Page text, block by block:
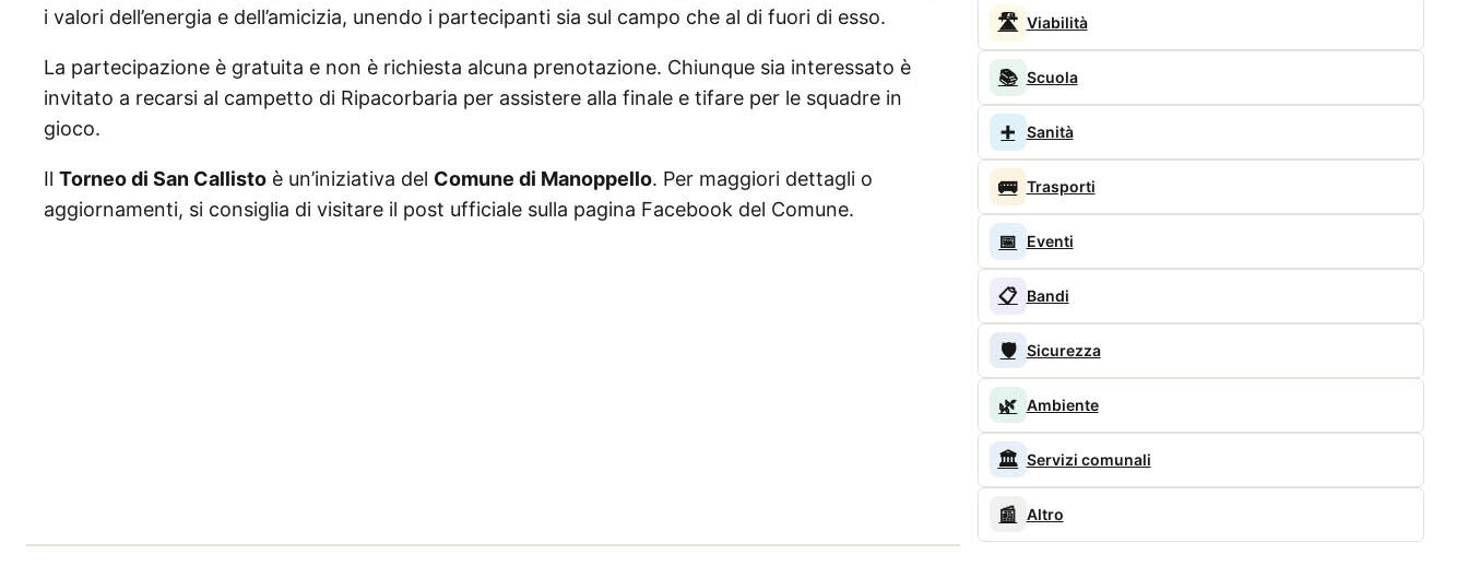
i valori dell’energia e dell’amicizia, unendo i partecipanti sia sul campo che al di fuori di esso.
La partecipazione è gratuita e non è richiesta alcuna prenotazione. Chiunque sia interessato è
invitato a recarsi al campetto di Ripacorbaria per assistere alla finale e tifare per le squadre in
gioco.
Il Torneo di San Callisto è un’iniziativa del Comune di Manoppello. Per maggiori dettagli o
aggiornamenti, si consiglia di visitare il post ufficiale sulla pagina Facebook del Comune.
🛣️ Viabilità
📚 Scuola
➕ Sanità
🚌 Trasporti
📅 Eventi
📋 Bandi
🛡️ Sicurezza
🌿 Ambiente
🏛️ Servizi comunali
📰 Altro